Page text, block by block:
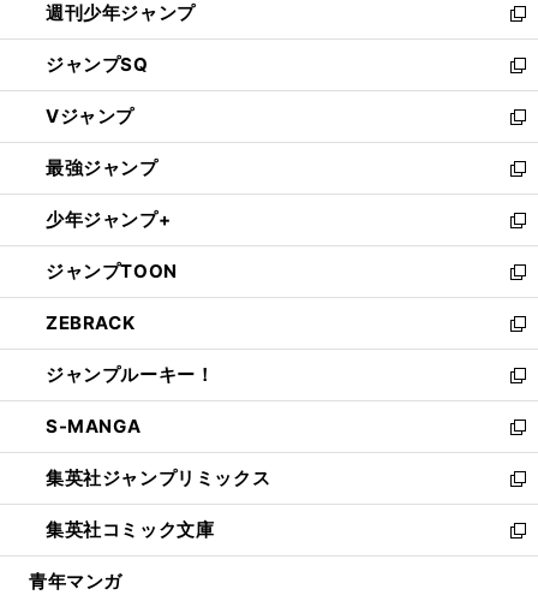
く
週刊少年ジャンプ
新
し
い
ウ
ィ
ン
ド
ウ
で
開
く
ジャンプSQ
新
し
い
ウ
ィ
ン
ド
ウ
で
開
く
Vジャンプ
新
し
い
ウ
ィ
ン
ド
ウ
で
開
く
最強ジャンプ
新
し
い
ウ
ィ
ン
ド
ウ
で
開
く
少年ジャンプ+
新
し
い
ウ
ィ
ン
ド
ウ
で
開
く
ジャンプTOON
新
し
い
ウ
ィ
ン
ド
ウ
で
開
く
ZEBRACK
新
し
い
ウ
ィ
ン
ド
ウ
で
開
ジャンプルーキー！
新
し
い
ウ
ィ
ン
ド
ウ
S-MANGA
新
し
い
ウ
ィ
ン
集英社ジャンプリミックス
新
し
い
ウ
集英社コミック文庫
新
し
青年マンガ